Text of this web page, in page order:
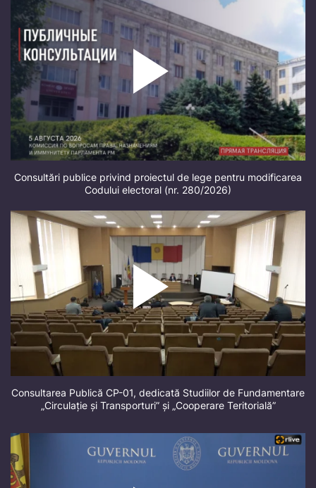
Consultări publice privind proiectul de lege pentru modificarea
Codului electoral (nr. 280/2026)
Consultarea Publică CP-01, dedicată Studiilor de Fundamentare
„Circulație și Transporturi” și „Cooperare Teritorială”